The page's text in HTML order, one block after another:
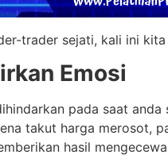
trader sejati, kali ini
Emosi
pada saat
takut harga merosot,
hasil